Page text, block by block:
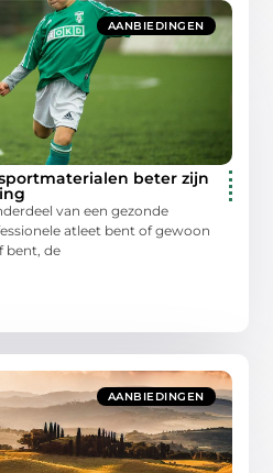
AANBIEDINGEN
beter zijn
van een gezonde
atleet bent of gewoon
bent, de
AANBIEDINGEN